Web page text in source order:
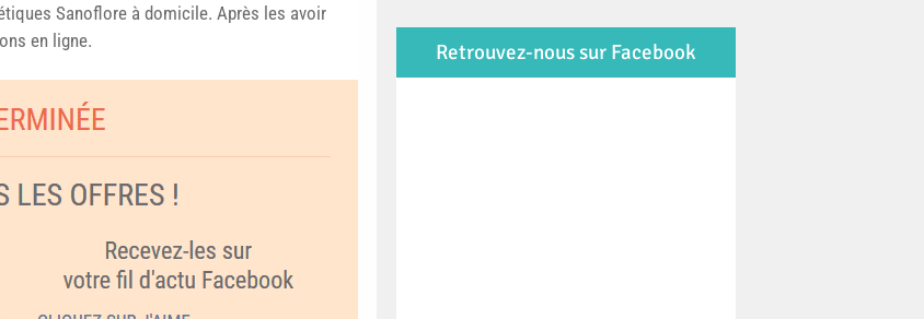
Sanoflore à domicile. Après les avoir
en ligne.
Retrouvez-nous sur Facebook